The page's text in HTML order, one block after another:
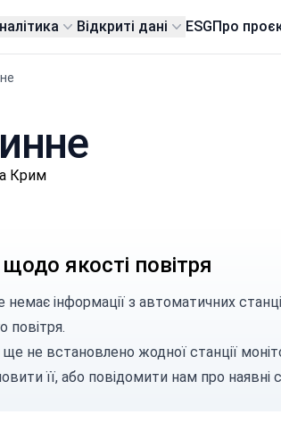
Відкриті дані ESGПро
Крим
якості повітря
інформації з автоматичних
повітря.
ще не встановлено жодної станції
її, або повідомити нампро наявні